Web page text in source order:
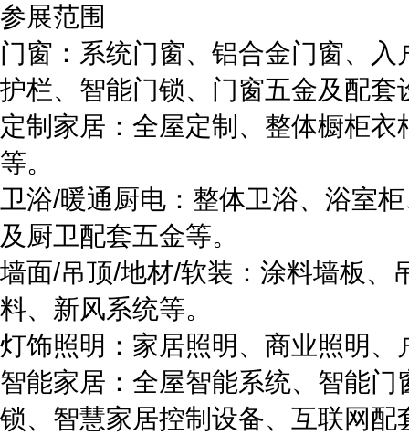
参展范围
门窗：系统门窗、铝合金门窗、
护栏、智能门锁、门窗五金及配套
定制家居：全屋定制、整体橱柜
等。
卫浴/暖通厨电：整体卫浴、浴室
及厨卫配套五金等。
墙面/吊顶/地材/软装：涂料墙板、
料、新风系统等。
灯饰照明：家居照明、商业照明
智能家居：全屋智能系统、智能
锁、智慧家居控制设备、互联网配